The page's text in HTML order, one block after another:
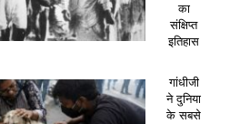
का
संक्षिप्त
इतिहास
गांधीजी
ने दुनिया
के सबसे